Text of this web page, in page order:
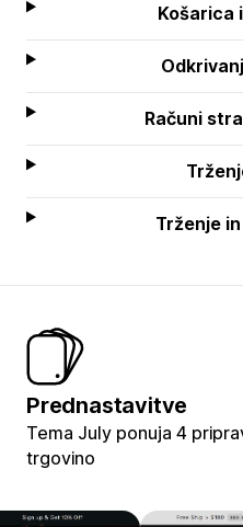
Košarica
Računi
Trženje
Prednastavitve
Tema July ponuja 4
trgovino